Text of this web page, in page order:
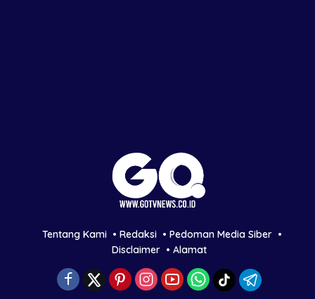
Tentang Kami Redaksi
Pedoman Media Siber
Disclaimer
Alamat